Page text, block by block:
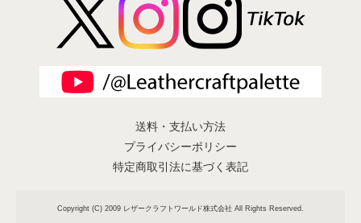
送料・支払い方法
プライバシーポリシー
特定商取引法に基づく表記
Copyright (C) 2009 レザークラフトワールド株式会社 All Rights Reserved.